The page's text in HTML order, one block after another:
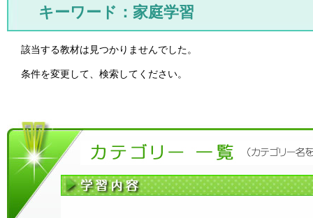
キーワード：家庭学習
該当する教材は見つかりませんでした。
条件を変更して、検索してください。